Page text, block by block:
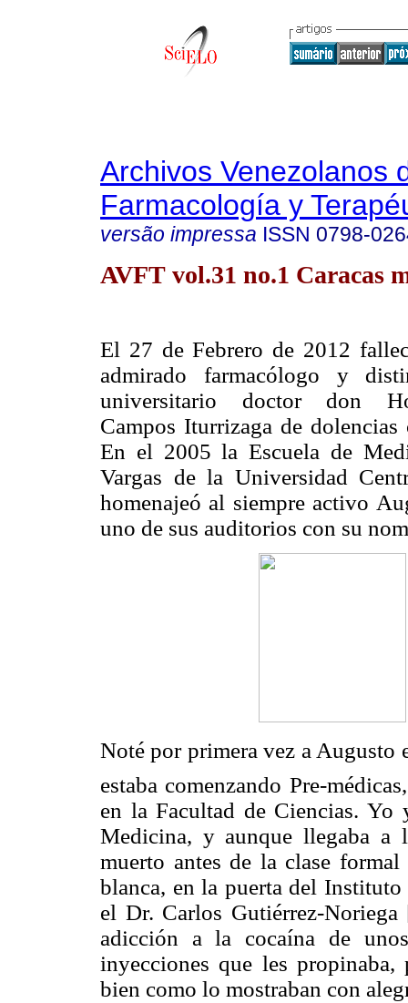
Archivos Venezolanos
Farmacología y
versão impressa ISSN 0798-
AVFT vol.31 no.1 Caracas
El 27 de Febrero de 2012
admirado farmacólogo y
universitario doctor don
Campos Iturrizaga de dolencias
En el 2005 la Escuela de
Vargas de la Universidad
homenajeó al siempre activo
uno de sus auditorios con su
Noté por primera vez a Augusto
estaba comenzando Pre-
en la Facultad de Ciencias. Yo
Medicina, y aunque llegaba a
muerto antes de la clase
blanca, en la puerta del Instituto
el Dr. Carlos Gutiérrez-
adicción a la cocaína de
inyecciones que les propinaba,
bien como lo mostraban con